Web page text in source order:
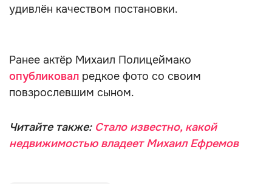
удивлён качеством постановки.
Ранее актёр Михаил Полицеймако
опубликовал редкое фото со своим
повзрослевшим сыном.
Читайте также: Стало известно, какой
недвижимостью владеет Михаил Ефремов